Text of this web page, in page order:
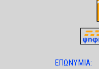
ΕΠΩΝΥΜΙΑ: